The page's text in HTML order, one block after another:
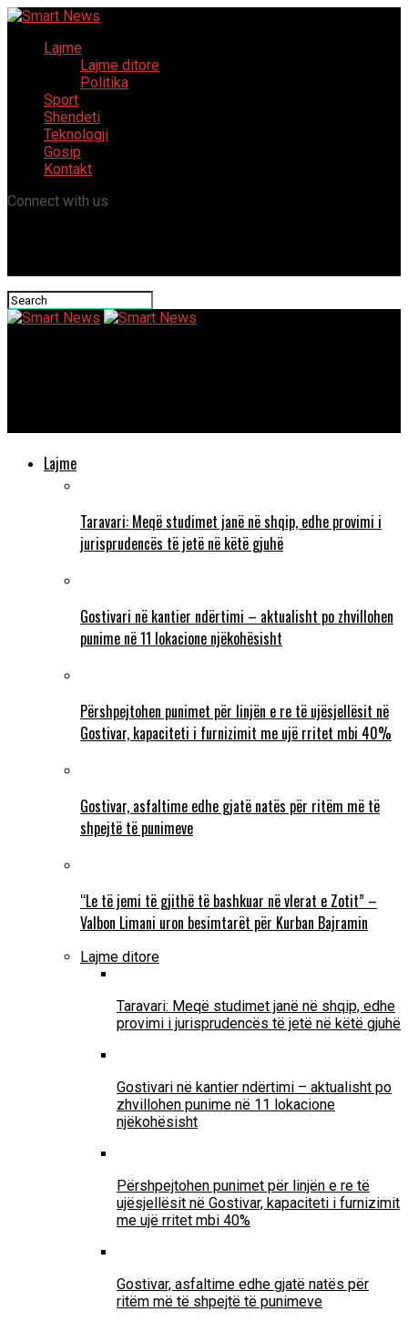
Lajme
Lajme ditore
Politika
Sport
Shëndeti
Teknologji
Gosip
Kontakt
Connect with us
Lajme
Taravari: Meqë studimet janë në shqip, edhe provimi i
jurisprudencës të jetë në këtë gjuhë
Gostivari në kantier ndërtimi – aktualisht po zhvillohen
punime në 11 lokacione njëkohësisht
Përshpejtohen punimet për linjën e re të ujësjellësit në
Gostivar, kapaciteti i furnizimit me ujë rritet mbi 40%
Gostivar, asfaltime edhe gjatë natës për ritëm më të
shpejtë të punimeve
“Le të jemi të gjithë të bashkuar në vlerat e Zotit” –
Valbon Limani uron besimtarët për Kurban Bajramin
Lajme ditore
Taravari: Meqë studimet janë në shqip, edhe
provimi i jurisprudencës të jetë në këtë gjuhë
Gostivari në kantier ndërtimi – aktualisht po
zhvillohen punime në 11 lokacione
njëkohësisht
Përshpejtohen punimet për linjën e re të
ujësjellësit në Gostivar, kapaciteti i furnizimit
me ujë rritet mbi 40%
Gostivar, asfaltime edhe gjatë natës për
ritëm më të shpejtë të punimeve